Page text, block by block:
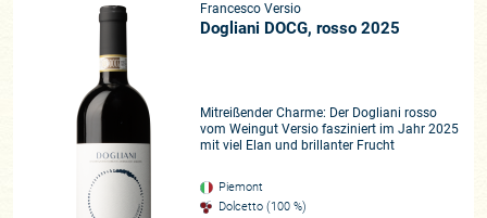
Francesco Versio
Dogliani DOCG, rosso 2025
Mitreißender Charme: Der Dogliani rosso
vom Weingut Versio fasziniert im Jahr 2025
mit viel Elan und brillanter Frucht
Piemont
Dolcetto (100 %)